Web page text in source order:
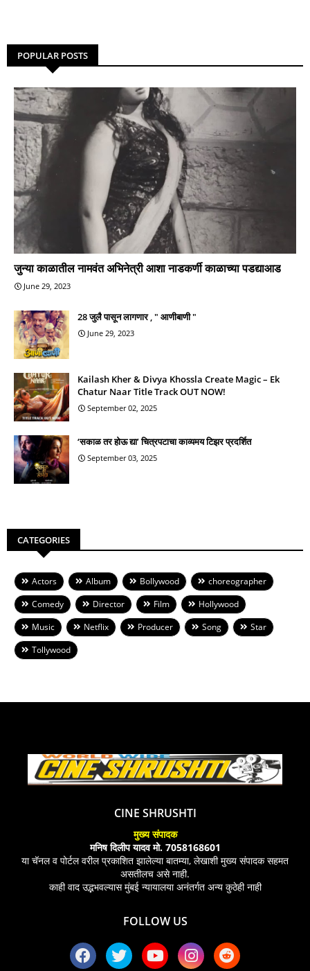
POPULAR POSTS
जुन्या काळातील नामवंत अभिनेत्री आशा नाडकर्णी काळाच्या पडद्याआड
June 29, 2023
28 जुलै पासून लागणार , " आणीबाणी "
June 29, 2023
Kailash Kher & Divya Khossla Create Magic – Ek
Chatur Naar Title Track OUT NOW!
September 02, 2025
‘सकाळ तर होऊ द्या’ चित्रपटाचा काव्यमय टिझर प्रदर्शित
September 03, 2025
CATEGORIES
Actors Album Bollywood
choreographer
Comedy
Director Film
Hollywood
Music
Netflix Producer Song
Star
Tollywood
CINE SHRUSHTI
मुख्य संपादक
मनिष दिलीप यादव मो. 7058168601
या चॅनल व पोर्टल वरील प्रकाशित झालेल्या बातम्या, लेखाशी मुख्य संपादक सहमत
असतीलच असे नाही.
काही वाद उद्भभवल्यास मुंबई न्यायालया अनंतर्गत अन्य कुठेही नाही
FOLLOW US